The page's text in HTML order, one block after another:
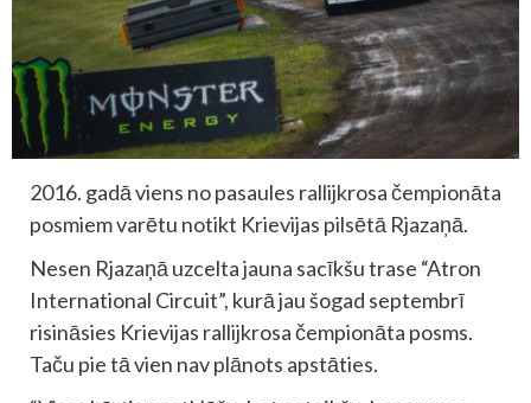
2016. gadā viens no pasaules rallijkrosa čempionāta
posmiem varētu notikt Krievijas pilsētā Rjazaņā.
Nesen Rjazaņā uzcelta jauna sacīkšu trase “Atron
International Circuit”, kurā jau šogad septembrī
risināsies Krievijas rallijkrosa čempionāta posms.
Taču pie tā vien nav plānots apstāties.